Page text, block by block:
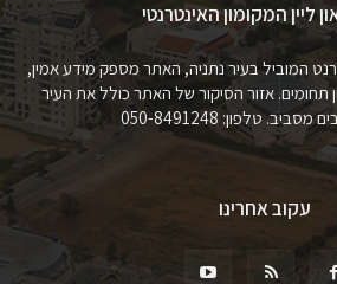
ליין המקומון האינטרנטי
המוביל בעיר נתניה, האתר מספק מידע אמין,
תחומים. אזור הסיקור של האתר כולל את העיר
טלפון: 050-8491248
עקוב אחרינו